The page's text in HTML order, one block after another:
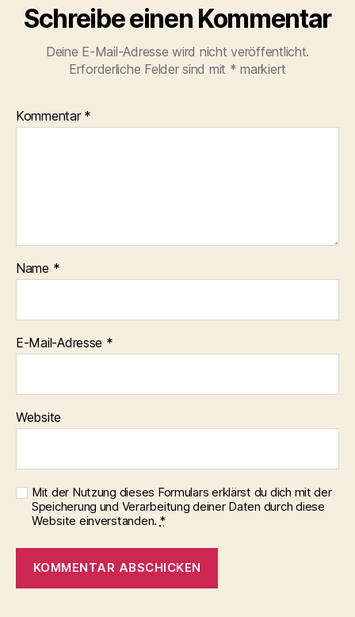
Schreibe einen Kommentar
Deine E-Mail-Adresse wird nicht veröffentlicht.
Erforderliche Felder sind mit * markiert
Kommentar *
Name *
E-Mail-Adresse *
Website
Mit der Nutzung dieses Formulars erklärst du dich mit der
Speicherung und Verarbeitung deiner Daten durch diese
Website einverstanden. *